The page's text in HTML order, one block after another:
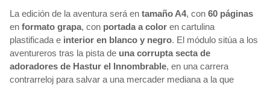
La edición de la aventura será en tamaño A4, con 60 páginas
en formato grapa, con portada a color en cartulina
plastificada e interior en blanco y negro. El módulo sitúa a los
aventureros tras la pista de una corrupta secta de
adoradores de Hastur el Innombrable, en una carrera
contrarreloj para salvar a una mercader mediana a la que